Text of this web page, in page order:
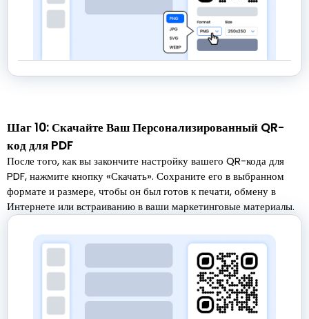
Шаг 10: Скачайте Ваш Персонализированный QR-
код для PDF
После того, как вы закончите настройку вашего QR-кода для
PDF, нажмите кнопку «Скачать». Сохраните его в выбранном
формате и размере, чтобы он был готов к печати, обмену в
Интернете или встраиванию в ваши маркетинговые материалы.